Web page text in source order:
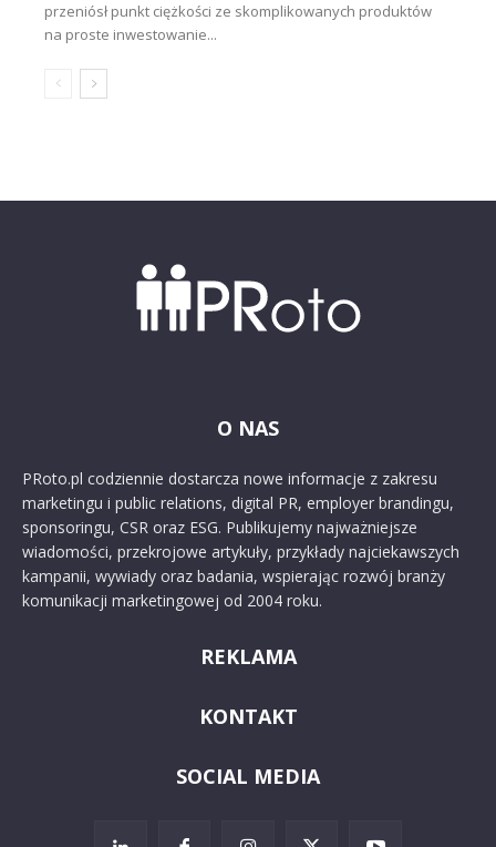
przeniósł punkt ciężkości ze skomplikowanych produktów
na proste inwestowanie...
O NAS
PRoto.pl codziennie dostarcza nowe informacje z zakresu
marketingu i public relations, digital PR, employer brandingu,
sponsoringu, CSR oraz ESG. Publikujemy najważniejsze
wiadomości, przekrojowe artykuły, przykłady najciekawszych
kampanii, wywiady oraz badania, wspierając rozwój branży
komunikacji marketingowej od 2004 roku.
REKLAMA
KONTAKT
SOCIAL MEDIA